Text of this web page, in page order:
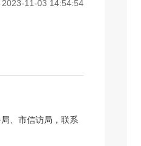
2023-11-03 14:54:54
、市信访局，联系